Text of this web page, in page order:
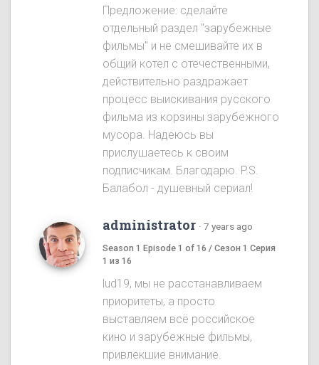
Предложение: сделайте
отдельный раздел "зарубежные
фильмы" и не смешивайте их в
общий котел с отечественными,
действительно раздражает
процесс выискивания русского
фильма из корзины зарубежного
мусора. Надеюсь вы
прислушаетесь к своим
подписчикам. Благодарю. P.S.
Балабол - душевный сериал!
administrator · 7 years ago
Season 1 Episode 1 of 16 / Сезон 1 Серия
1 из 16
lud19, мы не расстанавливаем
приоритеты, а просто
выставляем всё российское
кино и зарубежные фильмы,
привлекшие внимание.